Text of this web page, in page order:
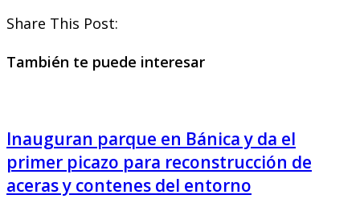
Share This Post:
También te puede interesar
Inauguran parque en Bánica y da el
primer picazo para reconstrucción de
aceras y contenes del entorno